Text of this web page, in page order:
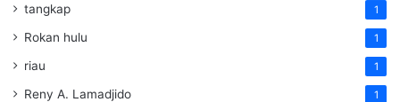
tangkap 1
Rokan hulu 1
riau 1
Reny A. Lamadjido 1